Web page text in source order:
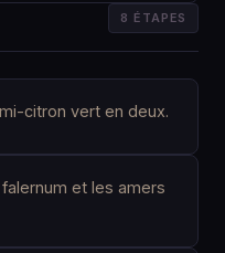
8 ÉTAPES
citron vert en deux.
et les amers